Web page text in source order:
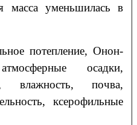
масса уменьшилась в
потепление, Онон-
осадки,
влажность, почва,
ксерофильные